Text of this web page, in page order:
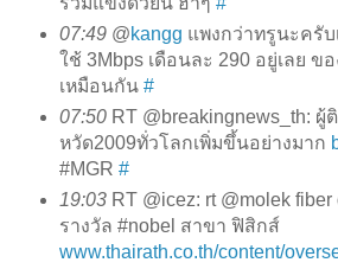
07:49@kangg แพงกว่าทรูนะครั
ใช้ 3Mbps เดือนละ 290 อยู่เลย ข
เหมือนกัน #
07:50RT @breakingnews_th: ผู้
หวัด2009ทั่วโลกเพิ่มขึ้นอย่างมาก
#MGR #
19:03RT @icez: rt @molek fiber
รางวัล #nobel สาขา ฟิสิกส์
www.thairath.co.th/content/